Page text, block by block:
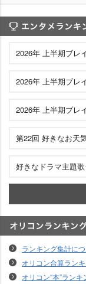
2026年 上半期ブレ
2026年 上半期ブレ
2026年 上半期ブレ
第22回 好きなお天
好きなドラマ主題
ランキング集計に
オリコン合算ラン
オリコン“本”ラン